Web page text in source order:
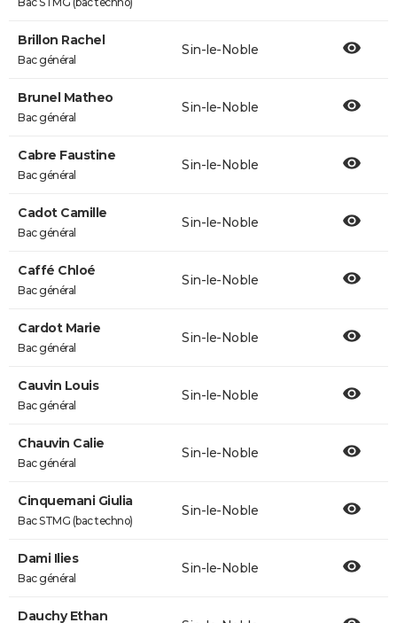
Brillon Rachel
Bac général
Sin-le-Noble
Brunel Matheo
Bac général
Sin-le-Noble
Cabre Faustine
Bac général
Sin-le-Noble
Cadot Camille
Bac général
Sin-le-Noble
Caffé Chloé
Bac général
Sin-le-Noble
Cardot Marie
Bac général
Sin-le-Noble
Cauvin Louis
Bac général
Sin-le-Noble
Chauvin Calie
Bac général
Sin-le-Noble
Cinquemani Giulia
Bac STMG (bac techno)
Sin-le-Noble
Dami Ilies
Bac général
Sin-le-Noble
Dauchy Ethan